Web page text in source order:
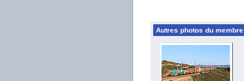
Autres photos du membre